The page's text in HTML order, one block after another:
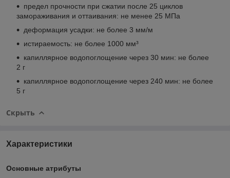
предел прочности при сжатии после 25 циклов
замораживания и оттаивания: не менее 25 МПа
деформация усадки: не более 3 мм/м
истираемость: не более 1000 мм³
капиллярное водопоглощение через 30 мин: не более
2 г
капиллярное водопоглощение через 240 мин: не более
5 г
Скрыть
Характеристики
Основные атрибуты